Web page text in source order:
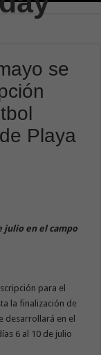
se
Playa
julio en el campo
para el
la finalización de
desarrollará en el
6 al 10 de julio